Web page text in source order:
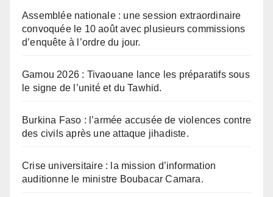
Assemblée nationale : une session extraordinaire
convoquée le 10 août avec plusieurs commissions
d’enquête à l’ordre du jour.
Gamou 2026 : Tivaouane lance les préparatifs sous
le signe de l’unité et du Tawhid.
Burkina Faso : l’armée accusée de violences contre
des civils après une attaque jihadiste.
Crise universitaire : la mission d’information
auditionne le ministre Boubacar Camara.